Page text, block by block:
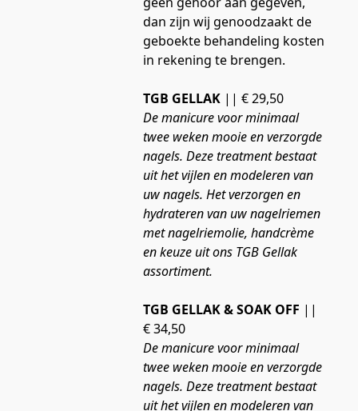
dan zijn wij genoodzaakt de
geboekte behandeling kosten
in rekening te brengen.
TGB GELLAK || € 29,50
De manicure voor minimaal
twee weken mooie en verzorgde
nagels. Deze treatment bestaat
uit het vijlen en modeleren van
uw nagels. Het verzorgen en
hydrateren van uw nagelriemen
met nagelriemolie, handcrème
en keuze uit ons TGB Gellak
assortiment.
TGB GELLAK & SOAK OFF ||
€ 34,50
De manicure voor minimaal
twee weken mooie en verzorgde
nagels. Deze treatment bestaat
uit het vijlen en modeleren van